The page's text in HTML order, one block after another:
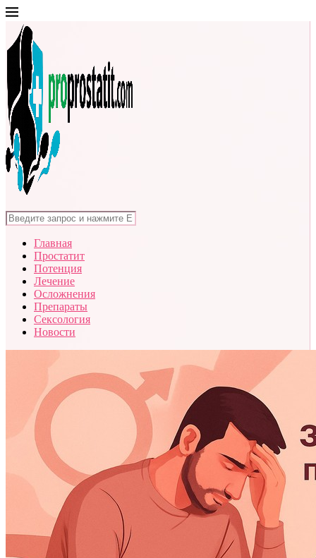
Главная
Простатит
Потенция
Лечение
Осложнения
Препараты
Сексология
Новости